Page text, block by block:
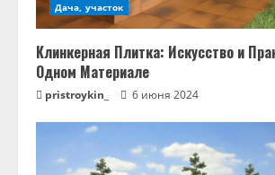
Дача, участок
Клинкерная Плитка: Искусство и
Одном Материале
pristroykin_ 6 июня 2024